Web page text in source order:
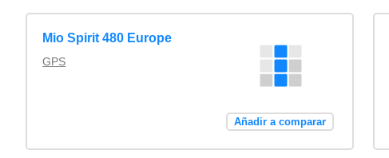
Mio Spirit 480 Europe
GPS
Añadir a comparar